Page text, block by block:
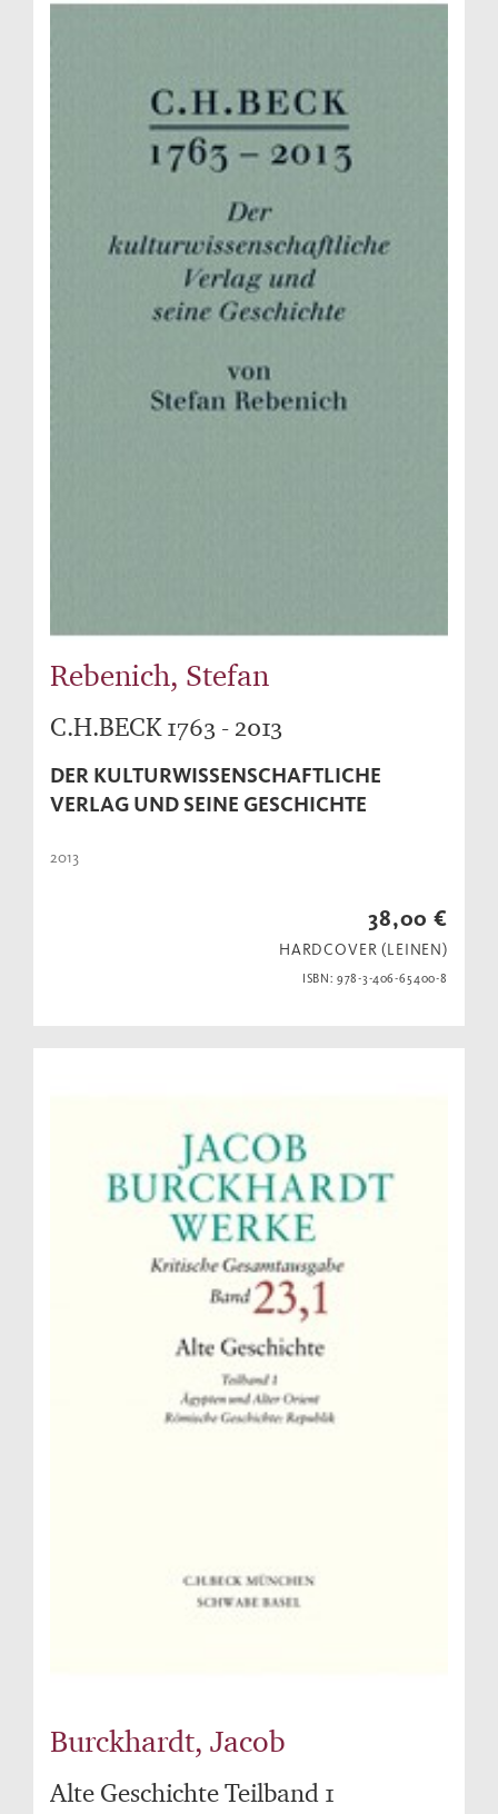
Rebenich, Stefan
C.H.BECK 1763 - 2013
DER KULTURWISSENSCHAFTLICHE
VERLAG UND SEINE GESCHICHTE
2013
38,00 €
HARDCOVER (LEINEN)
ISBN: 978-3-406-65400-8
Burckhardt, Jacob
Alte Geschichte Teilband 1